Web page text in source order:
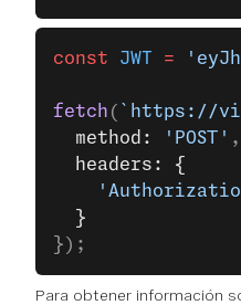
const JWT =
fetch ( `https://
  method:
'POST' ,
  headers: {
  }
});
Para obtener información